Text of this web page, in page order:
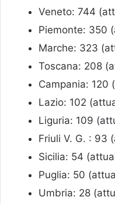
Veneto: 744
Piemonte: 350
Marche: 323
Toscana: 208
Campania: 120
Lazio: 102
Liguria: 109
Friuli V. G. : 93
Sicilia: 54
Puglia: 50
Umbria: 28